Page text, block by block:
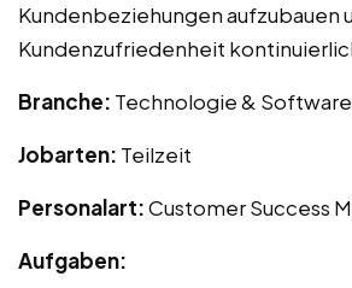
Kundenbeziehungen aufzubauen
Kundenzufriedenheit
Branche: Technologie & Software
Jobarten: Teilzeit
Personalart:Customer Success
Aufgaben: